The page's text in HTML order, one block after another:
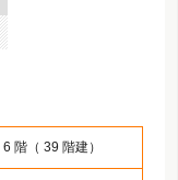
6 階（ 39 階建）